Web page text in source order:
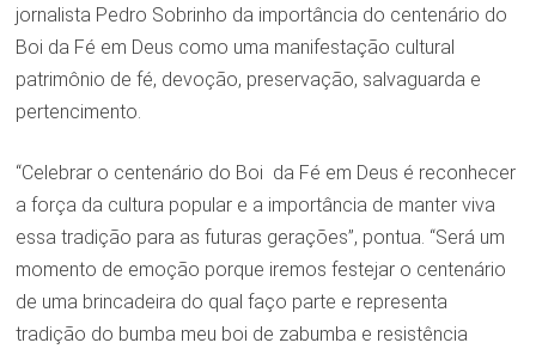
jornalista Pedro Sobrinho da importância do centenário do
Boi da Fé em Deus como uma manifestação cultural
patrimônio de fé, devoção, preservação, salvaguarda e
pertencimento.
“Celebrar o centenário do Boi da Fé em Deus é reconhecer
a força da cultura popular e a importância de manter viva
essa tradição para as futuras gerações”, pontua. “Será um
momento de emoção porque iremos festejar o centenário
de uma brincadeira do qual faço parte e representa
tradição do bumba meu boi de zabumba e resistência